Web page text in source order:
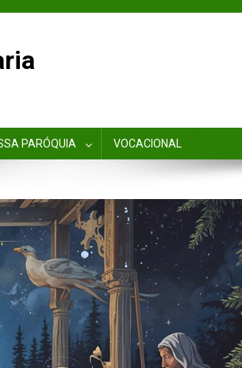
PARÓQUIA VOCACIONAL